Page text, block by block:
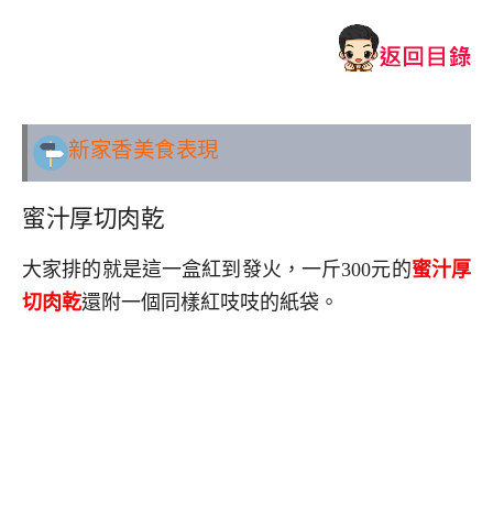
新家香美食表現
蜜汁厚切肉乾
大家排的就是這一盒紅到發火，一斤300元的蜜汁厚
切肉乾還附一個同樣紅吱吱的紙袋。